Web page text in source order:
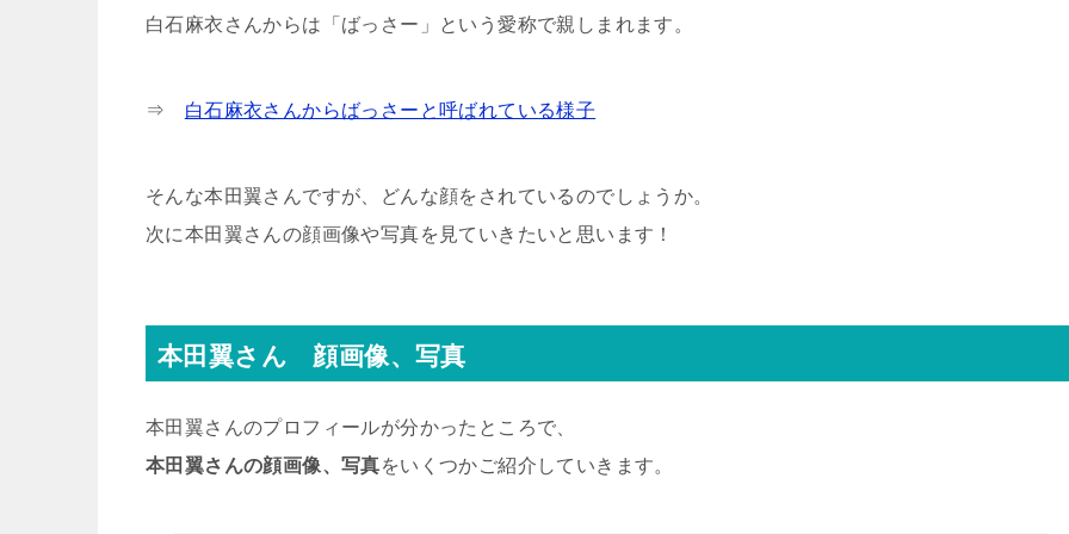
白石麻衣さんからは「ばっさー」という愛称で親しまれます。
⇒ 白石麻衣さんからばっさーと呼ばれている様子
そんな本田翼さんですが、どんな顔をされているのでしょうか。
次に本田翼さんの顔画像や写真を見ていきたいと思います！
本田翼さん 顔画像、写真
本田翼さんのプロフィールが分かったところで、
本田翼さんの顔画像、写真をいくつかご紹介していきます。